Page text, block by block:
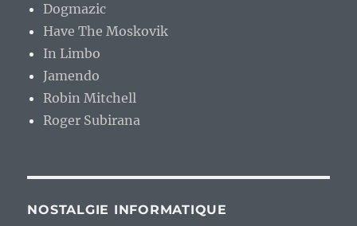
Dogmazic
Have The Moskovik
In Limbo
Jamendo
Robin Mitchell
Roger Subirana
NOSTALGIE INFORMATIQUE